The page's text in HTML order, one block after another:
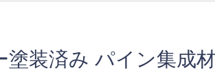
塗装済み パイン集成